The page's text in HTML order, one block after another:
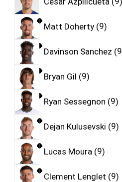
Matt Doherty 9
Davinson Sanchez 9
Bryan Gil 9
Ryan Sessegnon 9
Dejan Kulusevski 9
Lucas Moura 9
Clement Lenglet 9